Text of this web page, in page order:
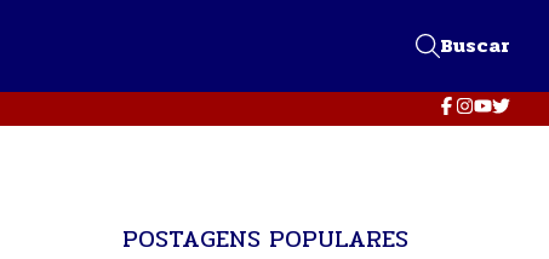
Buscar
POSTAGENS POPULARES